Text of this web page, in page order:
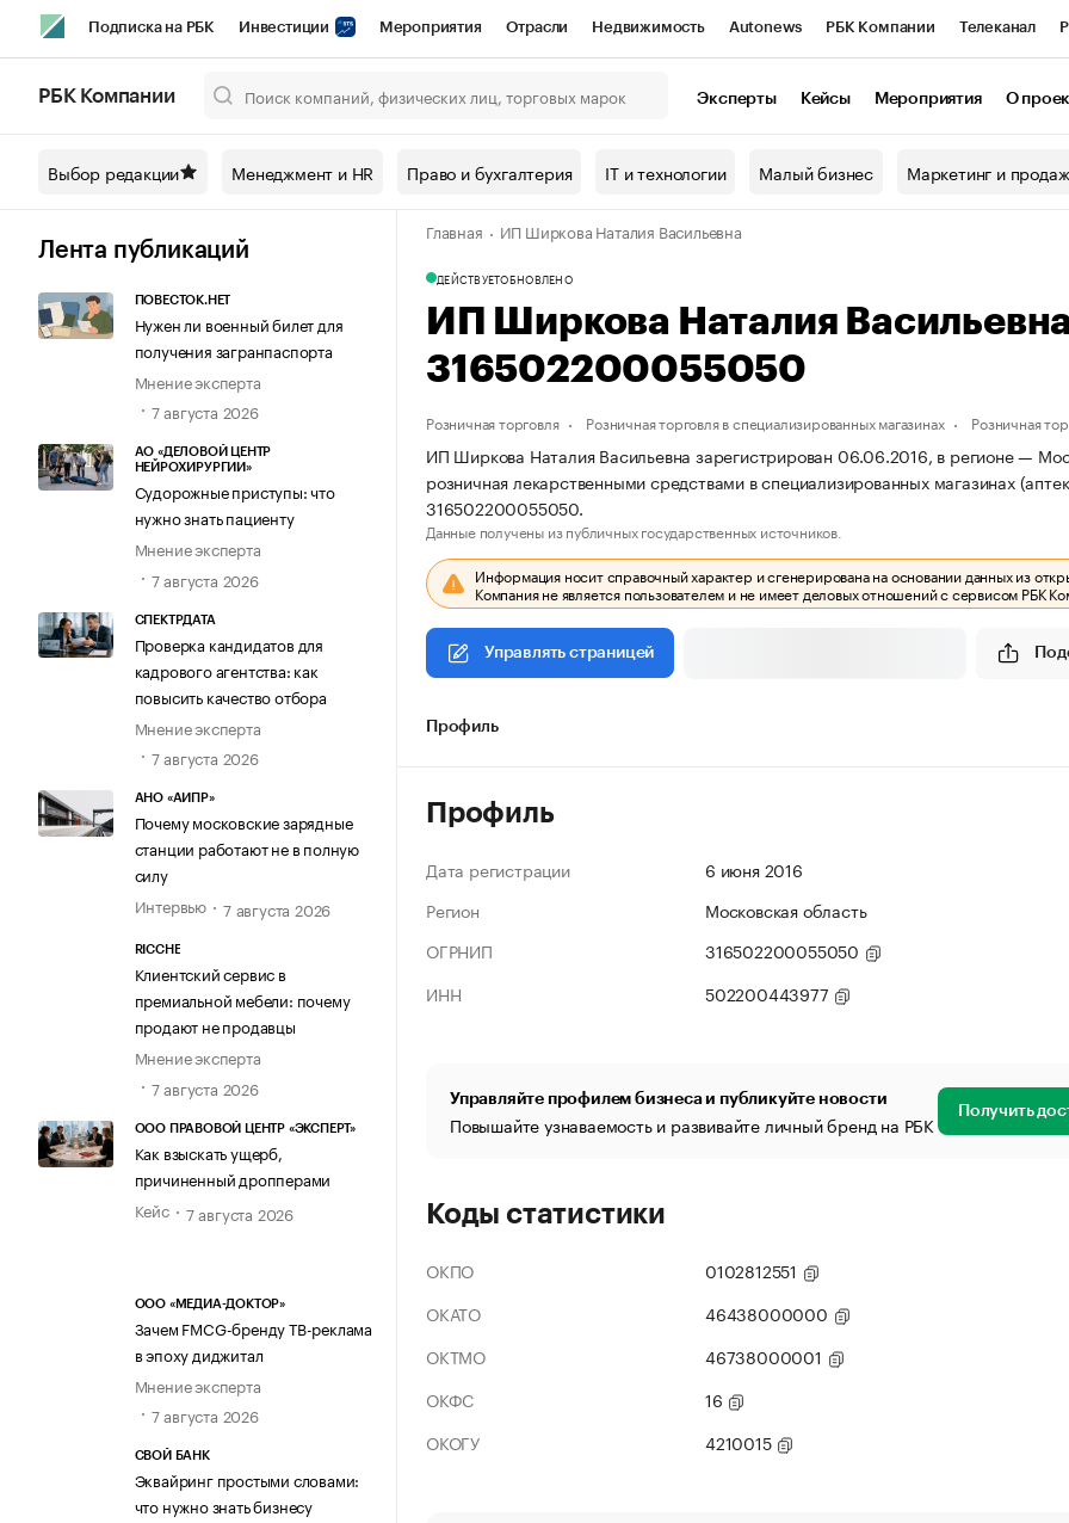
Подписка на РБК Инвестиции Мероприятия Отрасли Недвижимость Autonews РБК Компании Телеканал
Спецпроекты СПб Конференции СПб Спецпроекты Проверка контрагентов
Технологии и медиа Рынок наличной валюты
РБК Компании Эксперты Кейсы Мероприятия О
Выбор редакции Менеджмент и HR Право и бухгалтерия IT и технологии Малый бизнес Маркетинг и
Лента публикаций
ПОВЕСТОК.НЕТ
Нужен ли военный билет для
получения загранпаспорта
Мнение эксперта
7 августа 2026
АО «ДЕЛОВОЙ ЦЕНТР
НЕЙРОХИРУРГИИ»
Судорожные приступы: что
нужно знать пациенту
Мнение эксперта
7 августа 2026
СПЕКТРДАТА
Проверка кандидатов для
кадрового агентства: как
повысить качество отбора
Мнение эксперта
7 августа 2026
АНО «АИПР»
Почему московские зарядные
станции работают не в полную
силу
Интервью
7 августа 2026
RICCHE
Клиентский сервис в
премиальной мебели: почему
продают не продавцы
Мнение эксперта
7 августа 2026
ООО ПРАВОВОЙ ЦЕНТР «ЭКСПЕРТ»
Как взыскать ущерб,
причиненный дропперами
Кейс
7 августа 2026
ООО «МЕДИА-ДОКТОР»
Зачем FMCG-бренду ТВ-реклама
в эпоху диджитал
Мнение эксперта
7 августа 2026
СВОЙ БАНК
Эквайринг простыми словами:
что нужно знать бизнесу
Главная ИП Ширкова Наталия Васильевна
ДЕЙСТВУЕТОБНОВЛЕНО
ИП Ширкова Наталия
316502200055050
Розничная торговля Розничная торговля в специализированных магазинах Розничная
ИП Ширкова Наталия Васильевна зарегистрирован 06.06.2016, в регионе —
розничная лекарственными средствами в специализированных магазинах
316502200055050.
Данные получены из публичных государственных источников.
Информация носит справочный характер и сгенерирована на основании данных из
Компания не является пользователем и не имеет деловых отношений с сервисом РБК
Управлять страницей
Профиль
Профиль
Дата регистрации
6 июня 2016
Регион
Московская область
ОГРНИП
316502200055050
ИНН
502200443977
Управляйте профилем бизнеса и публикуйте новости
Повышайте узнаваемость и развивайте личный бренд на РБК Получить
Коды статистики
ОКПО
0102812551
ОКАТО
46438000000
ОКТМО
46738000001
ОКФС
16
ОКОГУ
4210015